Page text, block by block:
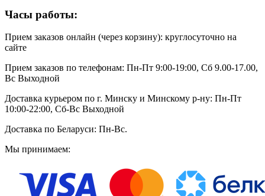
Часы работы:
Прием заказов онлайн (через корзину): круглосуточно на
сайте
Прием заказов по телефонам: Пн-Пт 9:00-19:00, Сб 9.00-17.00,
Вс Выходной
Доставка курьером по г. Минску и Минскому р-ну: Пн-Пт
10:00-22:00, Сб-Вс Выходной
Доставка по Беларуси: Пн-Вс.
Мы принимаем: